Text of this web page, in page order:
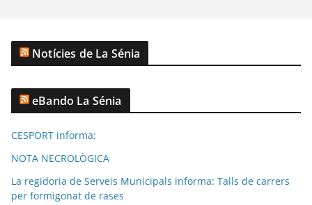
Notícies de La Sénia
eBando La Sénia
CESPORT informa:
NOTA NECROLÒGICA
La regidoria de Serveis Municipals informa: Talls de carrers
per formigonat de rases